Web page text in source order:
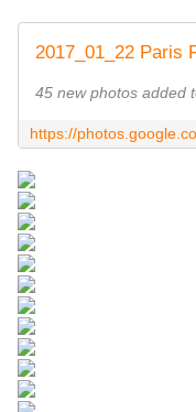
2017_01_22 Paris
45 new photos added